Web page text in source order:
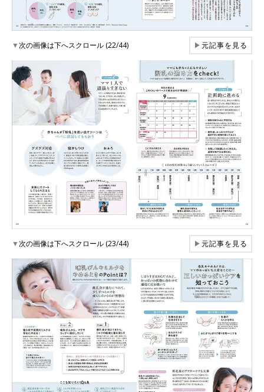
▼次の画像は下へスクロール (22/44) ▶元記事を見る
▼次の画像は下へスクロール (23/44) ▶元記事を見る